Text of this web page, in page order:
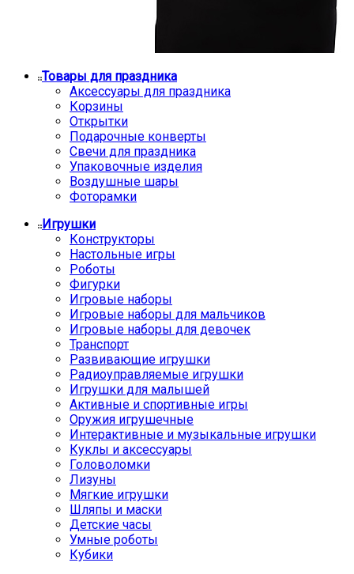
Товары для праздника
Аксессуары для праздника
Корзины
Открытки
Подарочные конверты
Свечи для праздника
Упаковочные изделия
Воздушные шары
Фоторамки
Игрушки
Конструкторы
Настольные игры
Роботы
Фигурки
Игровые наборы
Игровые наборы для мальчиков
Игровые наборы для девочек
Транспорт
Развивающие игрушки
Радиоуправляемые игрушки
Игрушки для малышей
Активные и спортивные игры
Оружия игрушечные
Интерактивные и музыкальные игрушки
Куклы и аксессуары
Головоломки
Лизуны
Мягкие игрушки
Шляпы и маски
Детские часы
Умные роботы
Кубики